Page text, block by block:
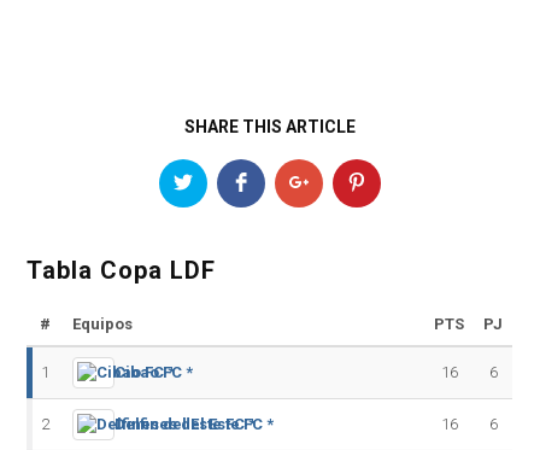
SHARE THIS ARTICLE
Tabla Copa LDF
# Equipos PTS PJ
1 Cibao FC * 16 6
2 Delfines del Este FC * 16 6